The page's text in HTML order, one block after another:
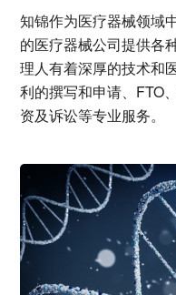
知锦作为医疗器械领域
的医疗器械公司提供各
理人有着深厚的技术和
利的撰写和申请、FTO
资及诉讼等专业服务。